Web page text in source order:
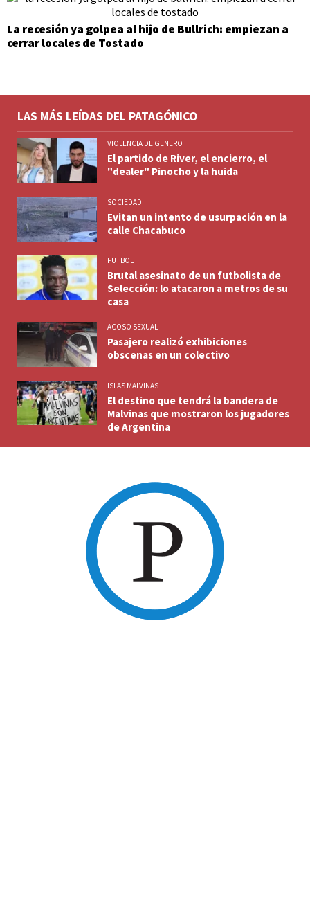
La recesión ya golpea al hijo de Bullrich: empiezan a
cerrar locales de Tostado
LAS MÁS LEÍDAS DEL PATAGÓNICO
VIOLENCIA DE GENERO
El partido de River, el encierro, el
"dealer" Pinocho y la huida
SOCIEDAD
Evitan un intento de usurpación en la
calle Chacabuco
FUTBOL
Brutal asesinato de un futbolista de
Selección: lo atacaron a metros de su
casa
ACOSO SEXUAL
Pasajero realizó exhibiciones
obscenas en un colectivo
ISLAS MALVINAS
El destino que tendrá la bandera de
Malvinas que mostraron los jugadores
de Argentina